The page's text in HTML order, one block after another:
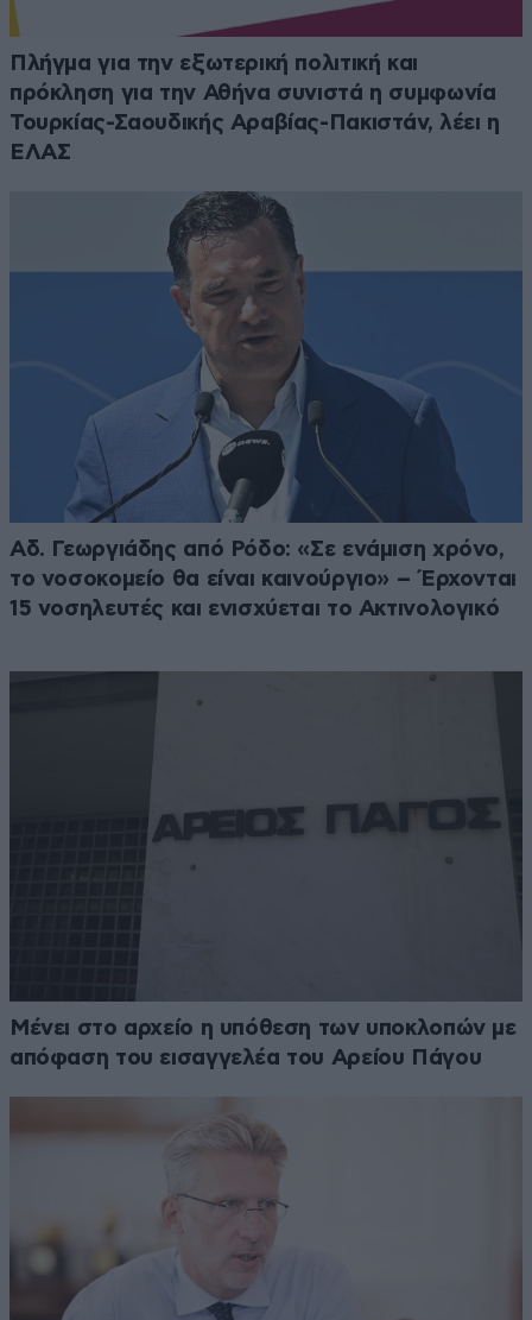
Πλήγμα για την εξωτερική πολιτική και
πρόκληση για την Αθήνα συνιστά η συμφωνία
Τουρκίας-Σαουδικής Αραβίας-Πακιστάν, λέει η
ΕΛΑΣ
Αδ. Γεωργιάδης από Ρόδο: «Σε ενάμιση χρόνο,
το νοσοκομείο θα είναι καινούργιο» – Έρχονται
15 νοσηλευτές και ενισχύεται το Ακτινολογικό
Μένει στο αρχείο η υπόθεση των υποκλοπών με
απόφαση του εισαγγελέα του Αρείου Πάγου